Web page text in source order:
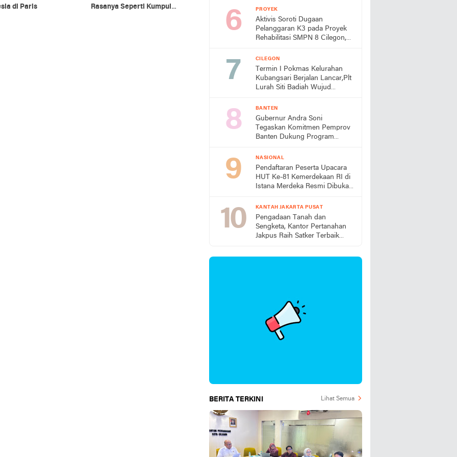
di Paris
Rasanya Seperti Kumpul
Turun Tangan
PROYEK
Aktivis Soroti Dugaan
Pelanggaran K3 pada Proyek
Rehabilitasi SMPN 8 Cilegon,
CILEGON
Termin I Pokmas Kelurahan
Kubangsari Berjalan Lancar,Plt
Lurah Siti Badiah Wujud
Lingkungan
BANTEN
Gubernur Andra Soni
Tegaskan Komitmen Pemprov
Banten Dukung Program
NASIONAL
Pendaftaran Peserta Upacara
HUT Ke-81 Kemerdekaan RI di
Istana Merdeka Resmi Dibuka
KANTAH JAKARTA PUSAT
Pengadaan Tanah dan
Sengketa, Kantor Pertanahan
Jakpus Raih Satker Terbaik
BERITA TERKINI Lihat Semua